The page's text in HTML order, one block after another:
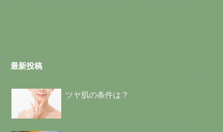
最新投稿
ツヤ肌の条件は？